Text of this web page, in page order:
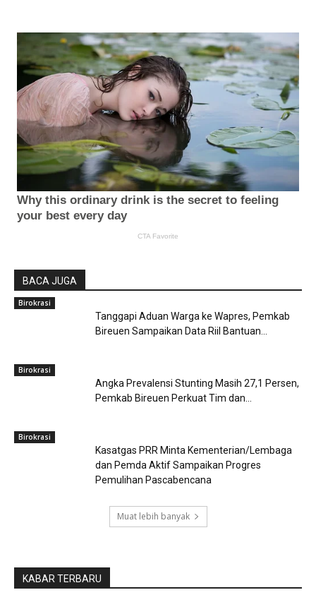
BACA JUGA
Birokrasi
Tanggapi Aduan Warga ke Wapres, Pemkab
Bireuen Sampaikan Data Riil Bantuan...
Birokrasi
Angka Prevalensi Stunting Masih 27,1 Persen,
Pemkab Bireuen Perkuat Tim dan...
Birokrasi
Kasatgas PRR Minta Kementerian/Lembaga
dan Pemda Aktif Sampaikan Progres
Pemulihan Pascabencana
Muat lebih banyak
KABAR TERBARU